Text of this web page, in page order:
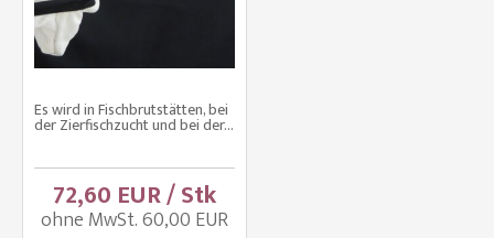
Es wird in Fischbrutstätten, bei
der Zierfischzucht und bei der...
72,60 EUR / Stk
ohne MwSt. 60,00 EUR